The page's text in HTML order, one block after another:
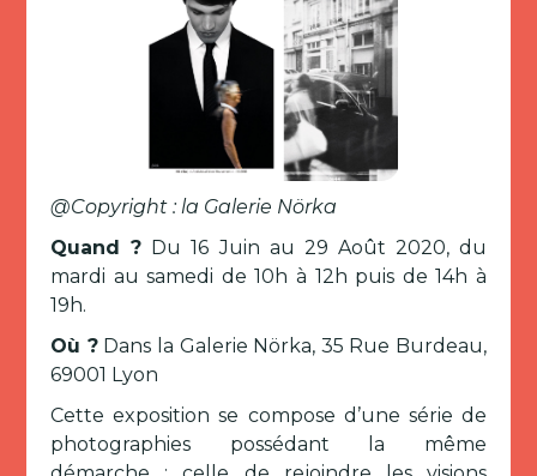
@Copyright : la Galerie Nörka
Quand ? Du 16 Juin au 29 Août 2020, du
mardi au samedi de 10h à 12h puis de 14h à
19h.
Où ?Dans la Galerie Nörka, 35 Rue Burdeau,
69001 Lyon
Cette exposition se compose d’une série de
photographies possédant la même